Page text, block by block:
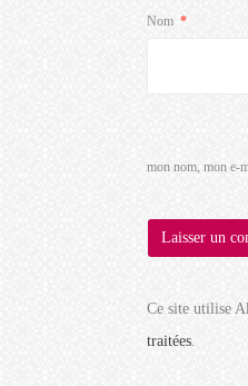
Nom *
mon nom, mon e-
Ce site utilise
traitées.